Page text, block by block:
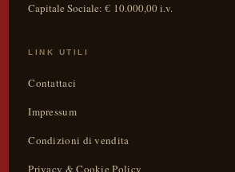
Capitale Sociale: € 10.000,00 i.v.
LINK UTILI
Contattaci
Impressum
Condizioni di vendita